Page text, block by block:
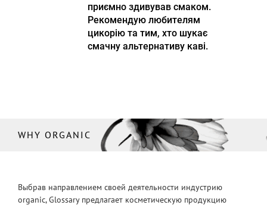
приємно здивував смаком.
Рекомендую любителям
цикорію та тим, хто шукає
смачну альтернативу каві.
WHY ORGANIC
Выбрав направлением своей деятельности индустрию
organic, Glossary предлагает косметическую продукцию